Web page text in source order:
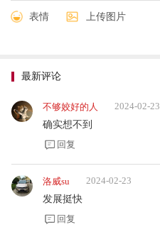
表情 上传图片
最新评论
不够姣好的人 2024-02-23
确实想不到
回复
洛威su 2024-02-23
发展挺快
回复